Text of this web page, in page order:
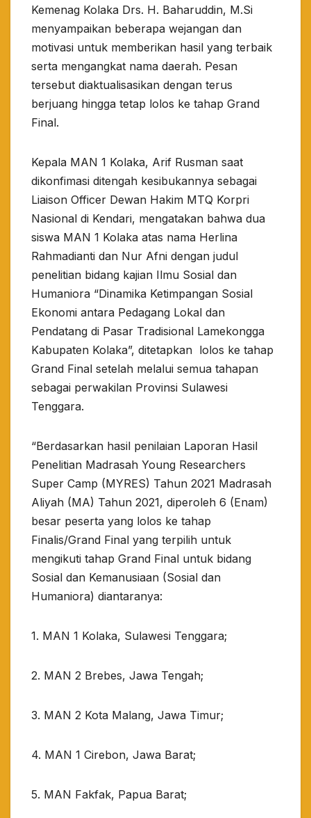
Kemenag Kolaka Drs. H. Baharuddin, M.Si
menyampaikan beberapa wejangan dan
motivasi untuk memberikan hasil yang terbaik
serta mengangkat nama daerah. Pesan
tersebut diaktualisasikan dengan terus
berjuang hingga tetap lolos ke tahap Grand
Final.
Kepala MAN 1 Kolaka, Arif Rusman saat
dikonfimasi ditengah kesibukannya sebagai
Liaison Officer Dewan Hakim MTQ Korpri
Nasional di Kendari, mengatakan bahwa dua
siswa MAN 1 Kolaka atas nama Herlina
Rahmadianti dan Nur Afni dengan judul
penelitian bidang kajian Ilmu Sosial dan
Humaniora “Dinamika Ketimpangan Sosial
Ekonomi antara Pedagang Lokal dan
Pendatang di Pasar Tradisional Lamekongga
Kabupaten Kolaka”, ditetapkan lolos ke tahap
Grand Final setelah melalui semua tahapan
sebagai perwakilan Provinsi Sulawesi
Tenggara.
“Berdasarkan hasil penilaian Laporan Hasil
Penelitian Madrasah Young Researchers
Super Camp (MYRES) Tahun 2021 Madrasah
Aliyah (MA) Tahun 2021, diperoleh 6 (Enam)
besar peserta yang lolos ke tahap
Finalis/Grand Final yang terpilih untuk
mengikuti tahap Grand Final untuk bidang
Sosial dan Kemanusiaan (Sosial dan
Humaniora) diantaranya:
1. MAN 1 Kolaka, Sulawesi Tenggara;
2. MAN 2 Brebes, Jawa Tengah;
3. MAN 2 Kota Malang, Jawa Timur;
4. MAN 1 Cirebon, Jawa Barat;
5. MAN Fakfak, Papua Barat;